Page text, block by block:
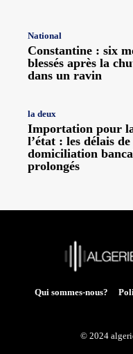
National
Constantine : six
blessés après la
dans un ravin
la deux
Importation pour
l’état : les délais de
domiciliation
prolongés
Qui sommes-nous?
© 2024